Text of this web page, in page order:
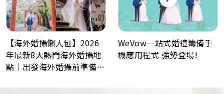
【海外婚攝懶人包】2026
年最新8大熱門海外婚攝地
點｜出發海外婚攝前準備事
WeVow一站式婚禮籌備手
機應用程式 強勢登場!